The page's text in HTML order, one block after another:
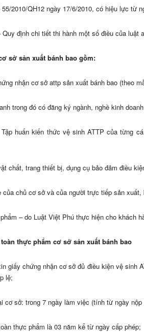
2010/QH12 ngày 17/6/2010, có hiệu lực từ
định chi tiết thi hành một số điều của luật
sở sản xuất bánh bao gồm:
nhận cơ sở attp sản xuất bánh bao (theo
trong đó có đăng ký ngành, nghề kinh
huấn kiến thức vệ sinh ATTP của từng
chất, trang thiết bị, dụng cụ bảo đảm điều
chủ cơ sở và của người trực tiếp sản xuất,
– do Luật Việt Phú thực hiện cho khách
thực phẩm cơ sở sản xuất bánh bao
giấy chứng nhận cơ sở đủ điều kiện vệ sinh
lệ;
cơ sở: trong 7 ngày làm việc (tính từ ngày nộp
thực phẩm là 03 năm kể từ ngày cấp phép;